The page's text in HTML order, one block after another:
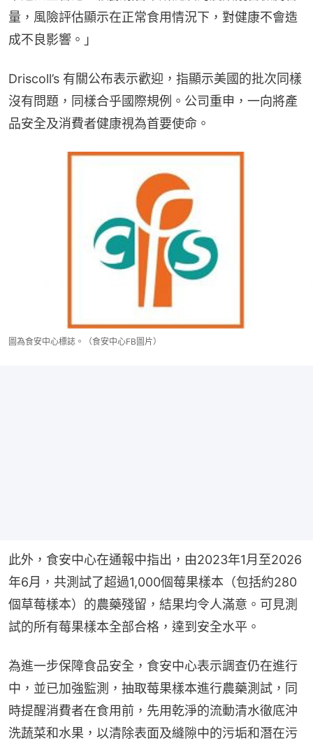
量，風險評估顯示在正常食用情況下，對健康不會造
成不良影響。」
Driscoll’s 有關公布表示歡迎，指顯示美國的批次同樣
沒有問題，同樣合乎國際規例。公司重申，一向將產
品安全及消費者健康視為首要使命。
圖為食安中心標誌。（食安中心FB圖片）
此外，食安中心在通報中指出，由2023年1月至2026
年6月，共測試了超過1,000個莓果樣本（包括約280
個草莓樣本）的農藥殘留，結果均令人滿意。可見測
試的所有莓果樣本全部合格，達到安全水平。
為進一步保障食品安全，食安中心表示調查仍在進行
中，並已加強監測，抽取莓果樣本進行農藥測試，同
時提醒消費者在食用前，先用乾淨的流動清水徹底沖
洗蔬菜和水果，以清除表面及縫隙中的污垢和潛在污